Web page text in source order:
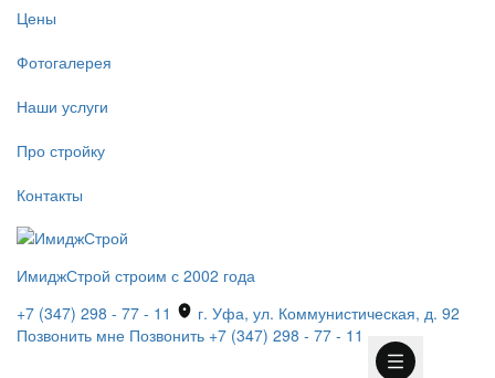
Цены
Фотогалерея
Наши услуги
Про стройку
Контакты
ИмиджСтрой строим с 2002 года
+7 (347) 298 - 77 - 11
г. Уфа, ул. Коммунистическая, д. 92
Позвонить мне Позвонить +7 (347) 298 - 77 - 11